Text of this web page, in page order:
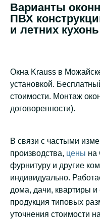
Варианты
ПВХ
и летних
Окна Krauss в
установкой.
стоимости. Монтаж
договоренности).
В связи с частыми
производства, цены на
фурнитуру и другие
индивидуально.
дома, дачи, квартиры
продукция типовых
уточнения стоимости